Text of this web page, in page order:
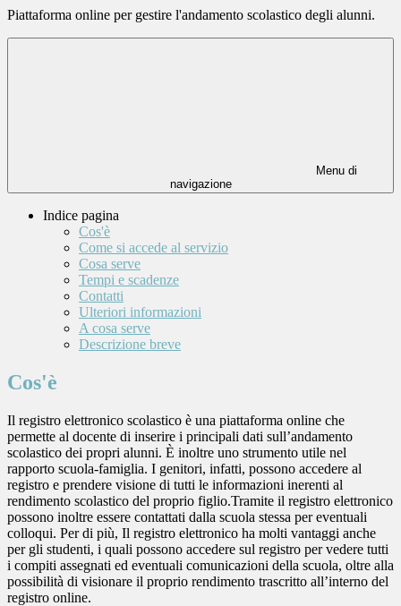
Piattaforma online per gestire l'andamento scolastico degli alunni.
Menu di
navigazione
Indice pagina
Cos'è
Come si accede al servizio
Cosa serve
Tempi e scadenze
Contatti
Ulteriori informazioni
A cosa serve
Descrizione breve
Cos'è
Il registro elettronico scolastico è una piattaforma online che
permette al docente di inserire i principali dati sull’andamento
scolastico dei propri alunni. È inoltre uno strumento utile nel
rapporto scuola-famiglia. I genitori, infatti, possono accedere al
registro e prendere visione di tutti le informazioni inerenti al
rendimento scolastico del proprio figlio.Tramite il registro elettronico
possono inoltre essere contattati dalla scuola stessa per eventuali
colloqui. Per di più, Il registro elettronico ha molti vantaggi anche
per gli studenti, i quali possono accedere sul registro per vedere tutti
i compiti assegnati ed eventuali comunicazioni della scuola, oltre alla
possibilità di visionare il proprio rendimento trascritto all’interno del
registro online.